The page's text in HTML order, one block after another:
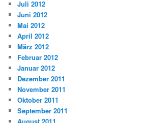
Juli 2012
Juni 2012
Mai 2012
April 2012
März 2012
Februar 2012
Januar 2012
Dezember 2011
November 2011
Oktober 2011
September 2011
August 2011